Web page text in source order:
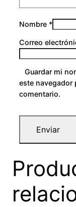
Nombre *
Correo
Guardar mi
este navegador
comentario.